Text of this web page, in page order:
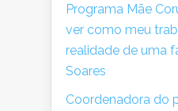
Programa Mãe
ver como meu
realidade de uma
Soares
Coordenadora do